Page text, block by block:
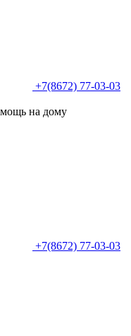
+7(8672) 77-03-03
на дому
+7(8672) 77-03-03